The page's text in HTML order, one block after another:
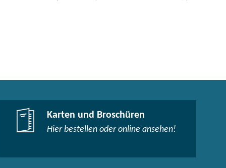
Karten und Broschüren
Hier bestellen oder online ansehen!